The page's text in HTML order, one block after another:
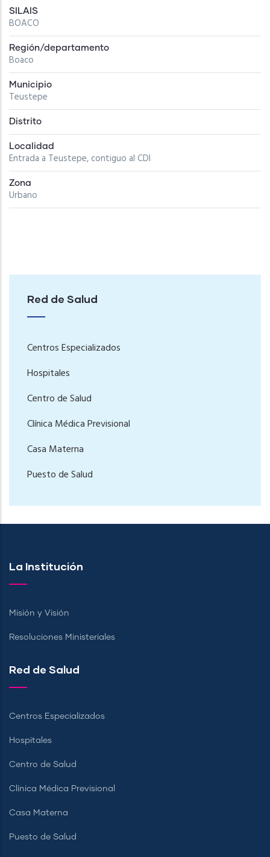
SILAIS
BOACO
Región/departamento
Boaco
Municipio
Teustepe
Distrito
Localidad
Entrada a Teustepe, contiguo al CDI
Zona
Urbano
Red de Salud
Centros Especializados
Hospitales
Centro de Salud
Clínica Médica Previsional
Casa Materna
Puesto de Salud
La Institución
Misión y Visión
Resoluciones Ministeriales
Red de Salud
Centros Especializados
Hospitales
Centro de Salud
Clínica Médica Previsional
Casa Materna
Puesto de Salud